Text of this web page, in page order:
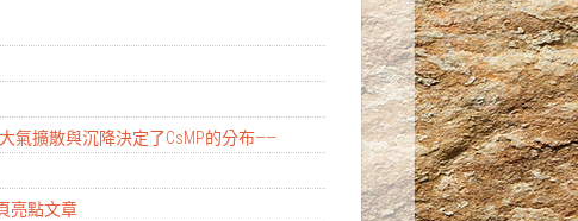
氣擴散與沉降決定了CsMP的分布——
亮點文章